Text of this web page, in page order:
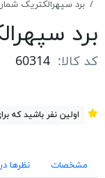
برد سپهرالكتريک شماره
برد
کد کالا: 60314
اولین نفر باشید که
مشخصات نظرها